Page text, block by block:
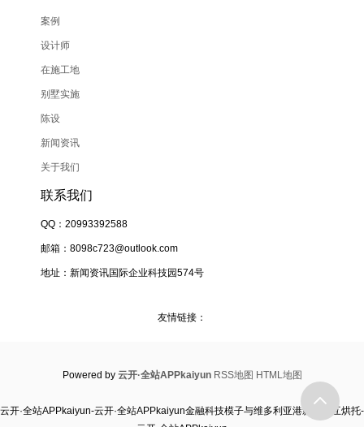
案例
设计师
在施工地
别墅实施
陈设
新闻资讯
关于我们
联系我们
QQ：20993392588
邮箱：8098c723@outlook.com
地址：新闻资讯国际企业科技园574号
友情链接：
Powered by 云开·全站APPkaiyun RSS地图 HTML地图
云开·全站APPkaiyun-云开·全站APPkaiyun金融科技模子与维多利亚港影像相互烘托-